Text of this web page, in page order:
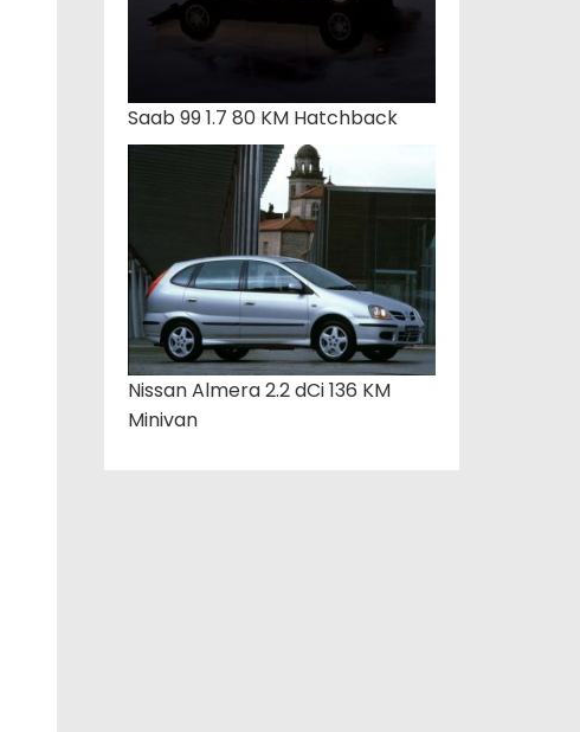
Saab 99 1.7 80 KM Hatchback
Nissan Almera 2.2 dCi 136 KM
Minivan